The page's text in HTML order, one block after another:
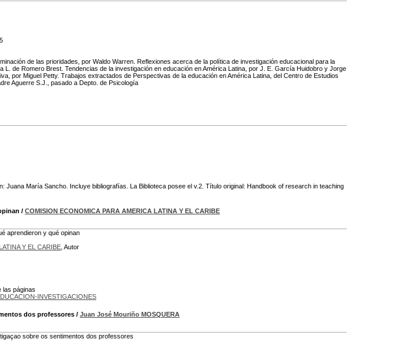
de las prioridades, por Waldo Warren. Reflexiones acerca de la política de investigación educacional para la
L. de Romero Brest. Tendencias de la investigación en educación en América Latina, por J. E. García Huidobro y Jorge
por Miguel Petty. Trabajos extractados de Perspectivas de la educación en América Latina, del Centro de Estudios
Aguerre S.J., pasado a Depto. de Psicología
Juana María Sancho. Incluye bibliografías. La Biblioteca posee el v.2. Título original: Handbook of research in teaching
/ COMISION ECONOMICA PARA AMERICA LATINA Y EL CARIBE
aprendieron y qué opinan
Y EL CARIBE , Autor
las páginas
INVESTIGACIONES
dos professores / Juan José Mouriño MOSQUERA
sobre os sentimentos dos professores